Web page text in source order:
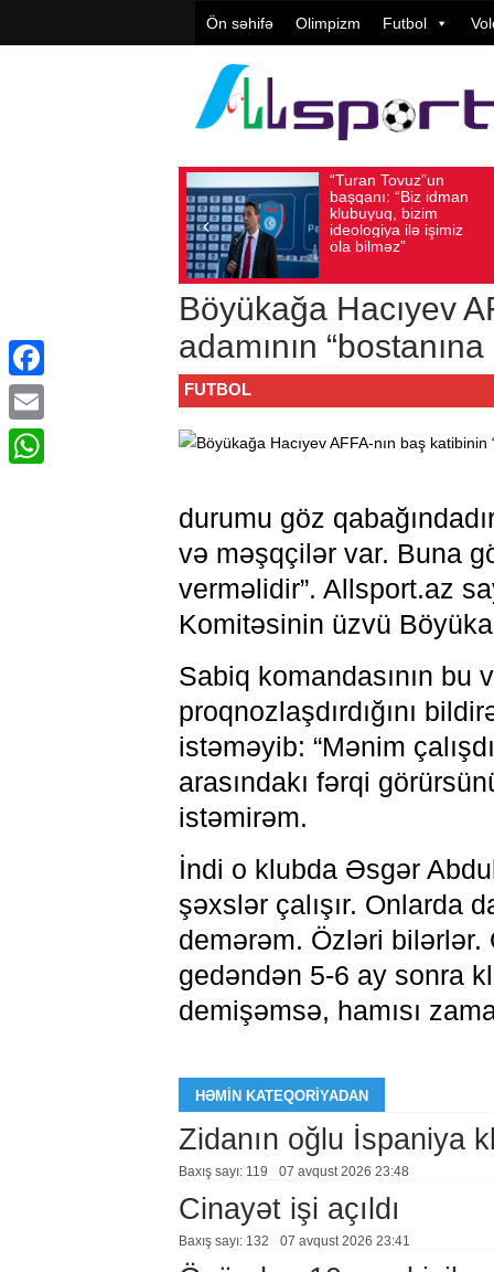
Ön səhifə Olimpizm Futbol
başqanı: “Biz idman
klubuyuq, bizim
ideologiya ilə işimiz
ola bilməz”
Avqust 05, 2026
Böyükağa Hacıyev
adamının “bostanına
FUTBOL
durumu göz
və məşqçilər var. Buna
verməlidir”. Allsport.az
Komitəsinin üzvü
Sabiq komandasının
proqnozlaşdırdığını
istəməyib: “Mənim
arasındakı fərqi
istəmirəm.
İndi o klubda Əsgər
şəxslər çalışır. Onlarda
demərəm. Özləri bilərlər.
gedəndən 5-6 ay sonra
demişəmsə, hamısı
HƏMIN KATEQORIYADAN
Zidanın oğlu İspaniya
Baxış sayı: 119 07 avqust 2026 23:48
Cinayət işi açıldı
Baxış sayı: 132 07 avqust 2026 23:41
Facebook
Email